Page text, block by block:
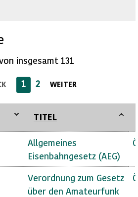
insgesamt 131
1 2 WEITER
TITEL
Allgemeines
Eisenbahngesetz (AEG)
Verordnung zum Gesetz
über den Amateurfunk